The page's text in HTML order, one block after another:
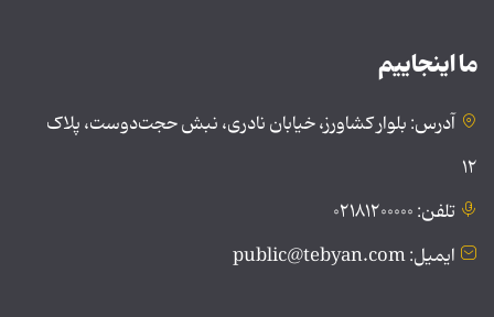
ما اینجاییم
آدرس: بلوار کشاورز، خیابان نادری، نبش حجت‌دوست، پلاک
۱۲
تلفن: ۰۲۱۸۱۲۰۰۰۰۰
ایمیل: public@tebyan.com